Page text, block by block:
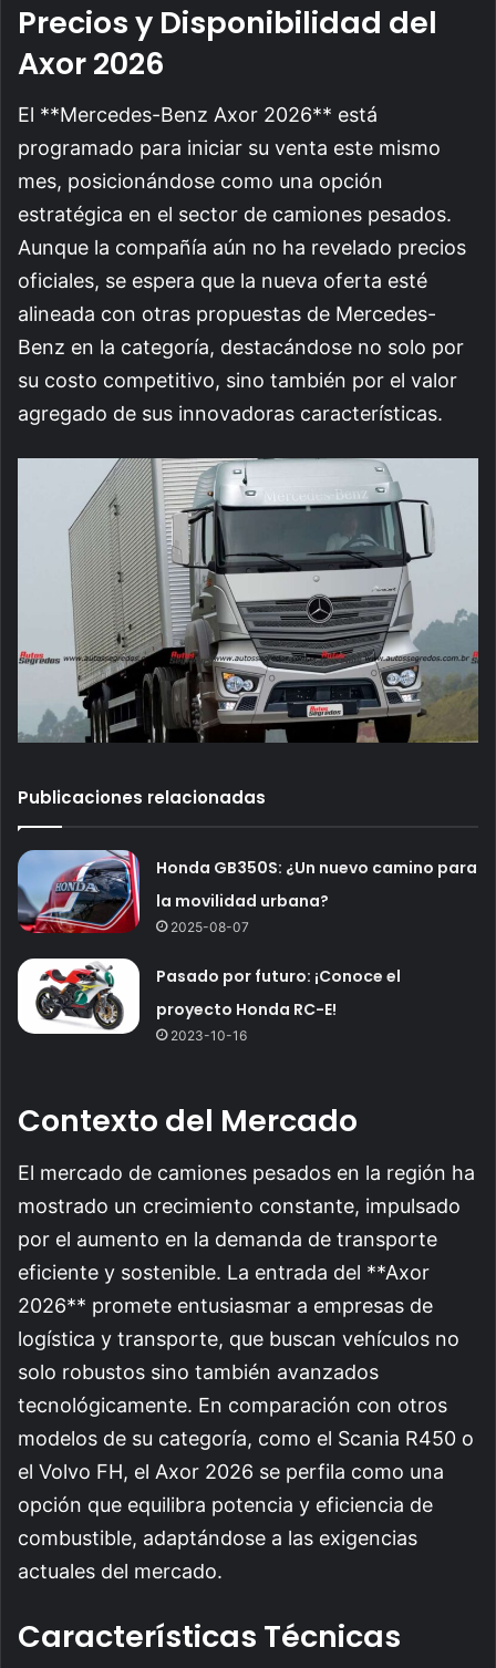
Precios y Disponibilidad del
Axor 2026
El **Mercedes-Benz Axor 2026** está
programado para iniciar su venta este mismo
mes, posicionándose como una opción
estratégica en el sector de camiones pesados.
Aunque la compañía aún no ha revelado precios
oficiales, se espera que la nueva oferta esté
alineada con otras propuestas de Mercedes-
Benz en la categoría, destacándose no solo por
su costo competitivo, sino también por el valor
agregado de sus innovadoras características.
Publicaciones relacionadas
Honda GB350S: ¿Un nuevo camino para
la movilidad urbana?
2025-08-07
Pasado por futuro: ¡Conoce el
proyecto Honda RC-E!
2023-10-16
Contexto del Mercado
El mercado de camiones pesados en la región ha
mostrado un crecimiento constante, impulsado
por el aumento en la demanda de transporte
eficiente y sostenible. La entrada del **Axor
2026** promete entusiasmar a empresas de
logística y transporte, que buscan vehículos no
solo robustos sino también avanzados
tecnológicamente. En comparación con otros
modelos de su categoría, como el Scania R450 o
el Volvo FH, el Axor 2026 se perfila como una
opción que equilibra potencia y eficiencia de
combustible, adaptándose a las exigencias
actuales del mercado.
Características Técnicas